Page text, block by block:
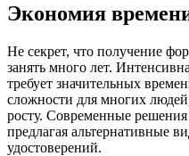
Экономия
Не секрет, что получение
занять много лет.
требует значительных
сложности для многих
росту. Современные решения
предлагая альтернативные
удостоверений.